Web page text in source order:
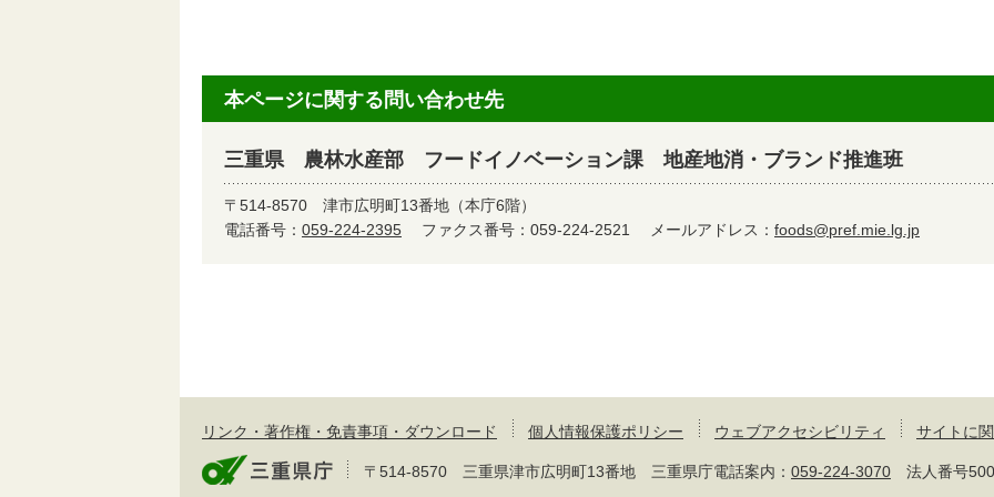
本ページに関する問い合わせ先
三重県 農林水産部 フードイノベーション課 地産地消・ブランド推進班
〒514-8570 津市広明町13番地（本庁6階）
電話番号： 059-224-2395 ファクス番号：059-224-2521 メールアドレス： foods@pref.mie.lg.jp
リンク・著作権・免責事項・ダウンロード 個人情報保護ポリシー ウェブアクセシビリティ サイトに
〒514-8570 三重県津市広明町13番地 三重県庁電話案内： 059-224-3070 法人番号